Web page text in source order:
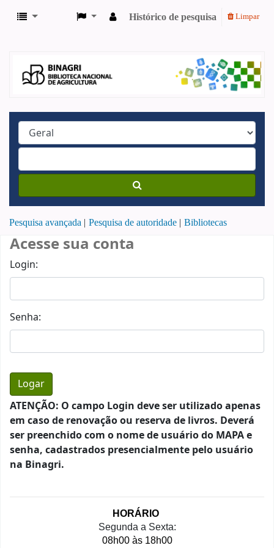
Histórico de pesquisa Limpar
Pesquisa avançada Pesquisa de autoridade Bibliotecas
Acesse sua conta
Login:
Senha:
ATENÇÃO: O campo Login deve ser utilizado apenas
em caso de renovação ou reserva de livros. Deverá
ser preenchido com o nome de usuário do MAPA e
senha, cadastrados presencialmente pelo usuário
na Binagri.
HORÁRIO
Segunda a Sexta:
08h00 às 18h00